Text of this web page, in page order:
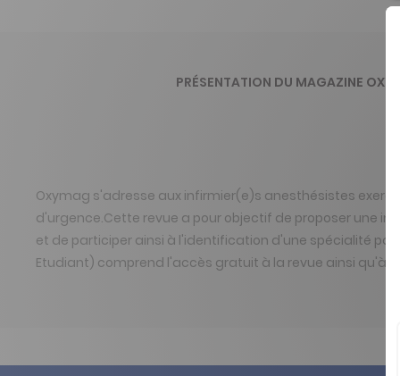
PRÉSENTATION DU MAGAZINE
Oxymag s'adresse aux infirmier(e)s anesthésistes
d'urgence.Cette revue a pour objectif de proposer une
et de participer ainsi à l'identification d'une spécialité
Etudiant) comprend l'accès gratuit à la revue ainsi qu'à